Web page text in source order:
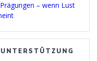
– wenn Lust